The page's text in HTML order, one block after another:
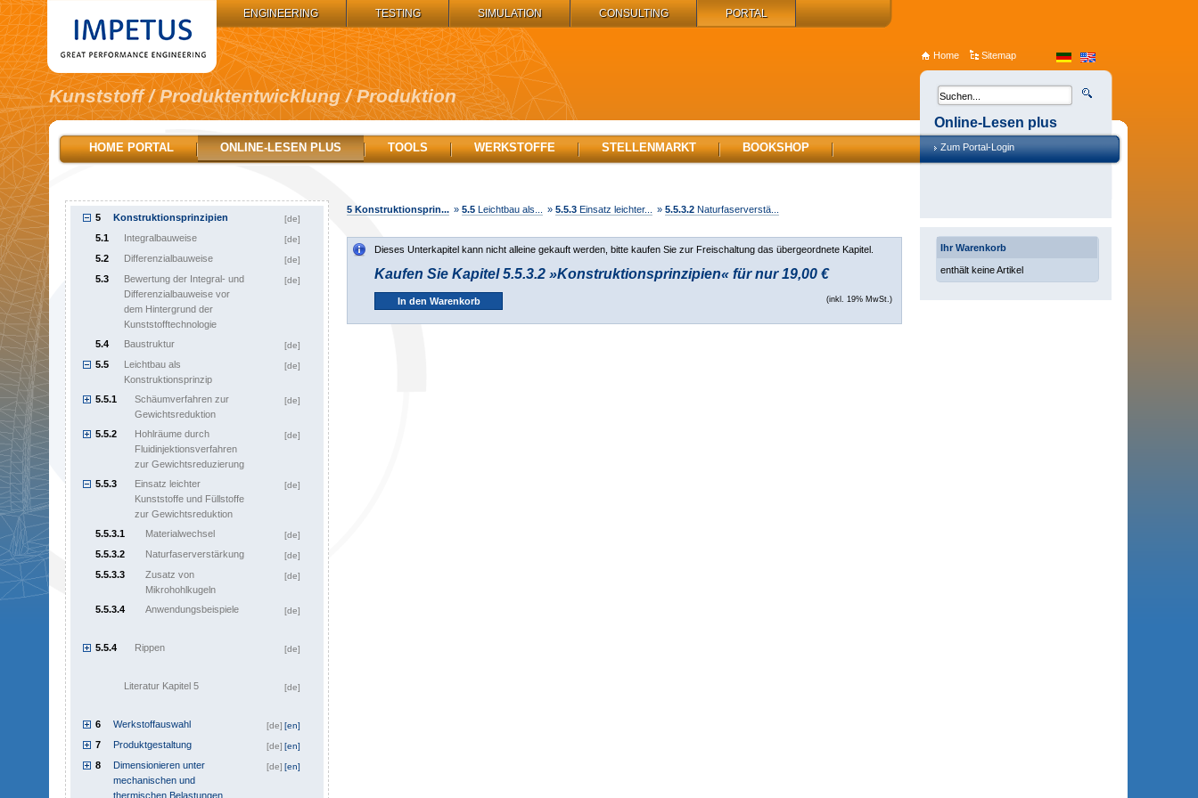
Kunststoff / Produktentwicklung / Produktion
5 Konstruktionsprin... » 5.5 Leichtbau als... » 5.5.3 Einsatz leichter... » 5.5.3.2 Naturfaserverstä...
1 Inhalt [de]
2 Wegweiser
5 Konstruktionsprinzipien [de]
5.1 Integralbauweise [de]
5.2 Differenzialbauweise [de]
5.3
Bewertung der Integral- und
Differenzialbauweise vor
dem Hintergrund der
Kunststofftechnologie
[de]
5.4 Baustruktur [de]
5.5
Leichtbau als
Konstruktionsprinzip
[de]
5.5.1
Schäumverfahren zur
Gewichtsreduktion
[de]
5.5.2
Hohlräume durch
Fluidinjektionsverfahren
zur Gewichtsreduzierung
[de]
5.5.3
Einsatz leichter
Kunststoffe und Füllstoffe
zur Gewichtsreduktion
[de]
5.5.3.1 Materialwechsel [de]
5.5.3.2 Naturfaserverstärkung [de]
5.5.3.3
Zusatz von
Mikrohohlkugeln
[de]
5.5.3.4 Anwendungsbeispiele [de]
5.5.4 Rippen [de]
Literatur Kapitel 5 [de]
6 Werkstoffauswahl [en]
[de]
7 Produktgestaltung [en]
[de]
8
Dimensionieren unter
mechanischen und
thermischen Belastungen
[en]
[de]
Dieses Unterkapitel kann nicht alleine gekauft werden, bitte kaufen Sie zur Freischaltung das übergeordnete Kapitel.
Kaufen Sie Kapitel 5.5.3.2 »Konstruktionsprinzipien« für nur 19,00 €
(inkl. 19% MwSt.)
Ihr Warenkorb
enthält keine Artikel
HOME PORTAL ONLINE-LESEN PLUS TOOLS WERKSTOFFE STELLENMARKT BOOKSHOP
Home Sitemap
Online-Lesen plus
Zum Portal-Login
ENGINEERING TESTING SIMULATION CONSULTING PORTAL